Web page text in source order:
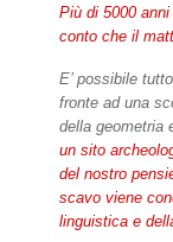
Più di 5000
conto che il
E’ possibile
fronte ad una
della geometria
un sito
del nostro
scavo viene
linguistica e